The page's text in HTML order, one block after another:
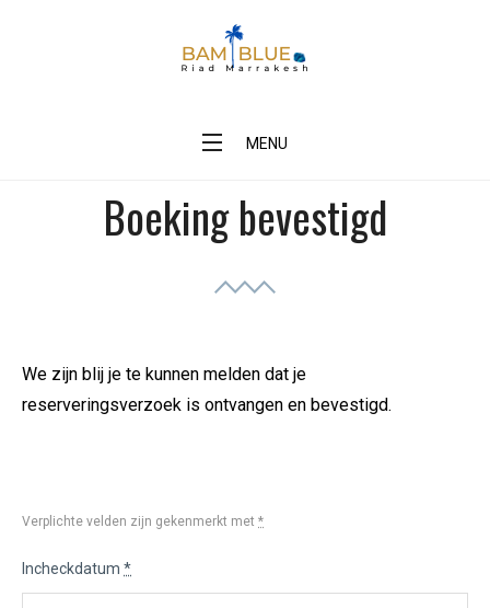
MENU
Boeking bevestigd
We zijn blij je te kunnen melden dat je
reserveringsverzoek is ontvangen en bevestigd.
Verplichte velden zijn gekenmerkt met *
Incheckdatum *